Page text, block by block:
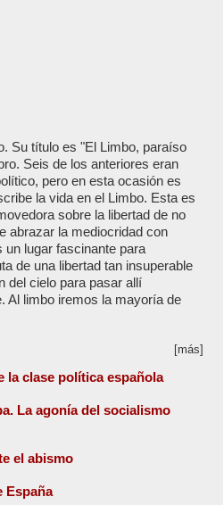
Su título es "El Limbo, paraíso
Seis de los anteriores eran
pero en esta ocasión es
la vida en el Limbo. Esta es
sobre la libertad de no
abrazar la mediocridad con
lugar fascinante para
de una libertad tan insuperable
del cielo para pasar allí
Al limbo iremos la mayoría de
[más]
la clase política española
La agonía del socialismo
el abismo
España